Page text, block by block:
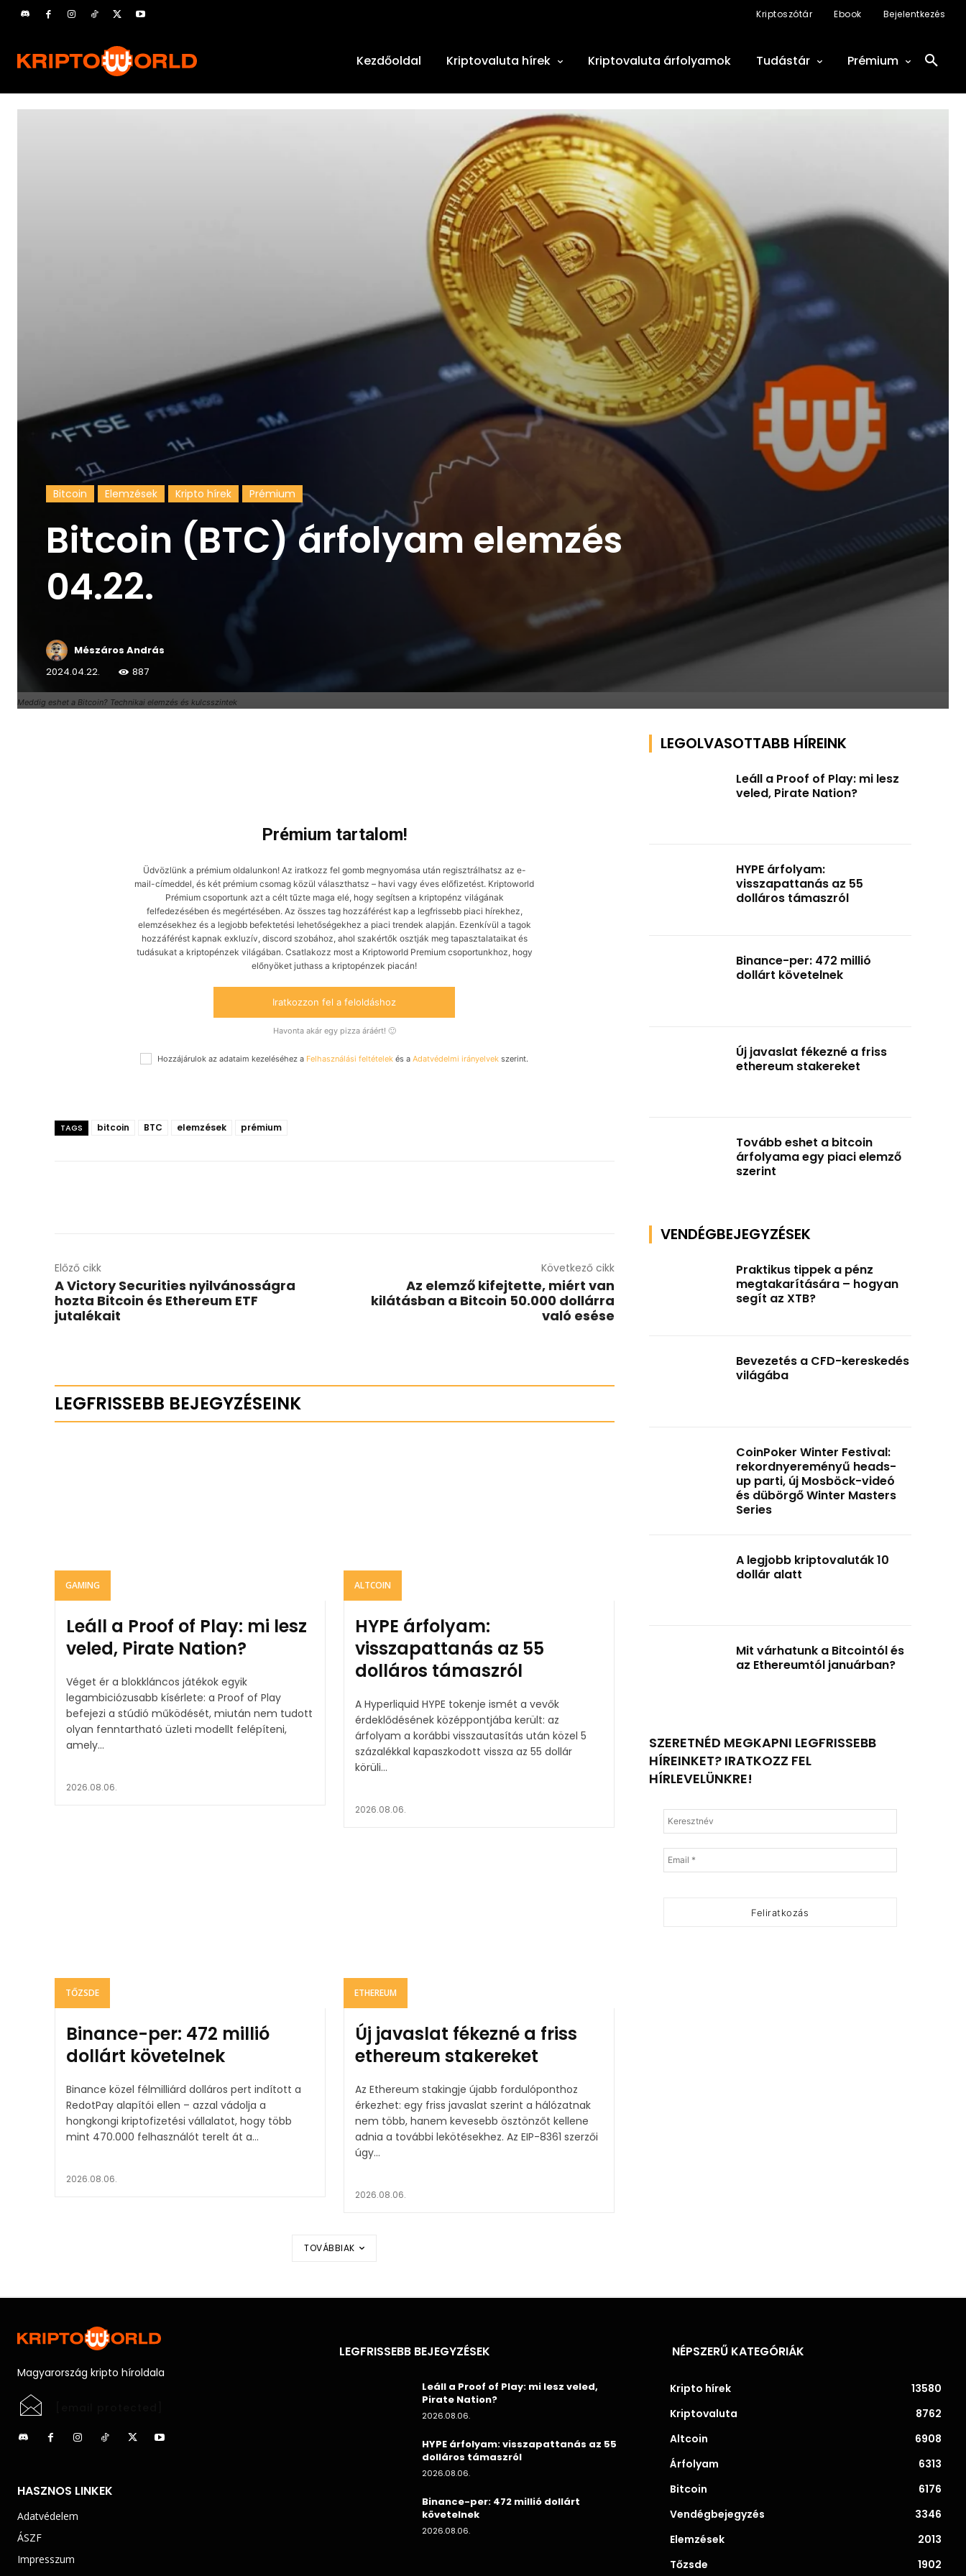
Kriptoszótár Ebook Bejelentkezés
Kezdőoldal Kriptovaluta hírek Kriptovaluta árfolyamok Tudástár Prémium
Meddig eshet a Bitcoin? Technikai elemzés és kulcsszintek
Bitcoin Elemzések Kripto hírek Prémium
Bitcoin (BTC) árfolyam elemzés
04.22.
Mészáros András
2024.04.22.
887
Prémium tartalom!
Üdvözlünk a prémium oldalunkon! Az iratkozz fel gomb megnyomása után regisztrálhatsz az e-
mail-címeddel, és két prémium csomag közül választhatsz – havi vagy éves előfizetést. Kriptoworld
Prémium csoportunk azt a célt tűzte maga elé, hogy segítsen a kriptopénz világának
felfedezésében és megértésében. Az összes tag hozzáférést kap a legfrissebb piaci hírekhez,
elemzésekhez és a legjobb befektetési lehetőségekhez a piaci trendek alapján. Ezenkívül a tagok
hozzáférést kapnak exkluzív, discord szobához, ahol szakértők osztják meg tapasztalataikat és
tudásukat a kriptopénzek világában. Csatlakozz most a Kriptoworld Premium csoportunkhoz, hogy
előnyöket juthass a kriptopénzek piacán!
Iratkozzon fel a feloldáshoz
Havonta akár egy pizza áráért! 🙂
Hozzájárulok az adataim kezeléséhez a Felhasználási feltételek és aAdatvédelmi irányelvek szerint.
TAGS bitcoin BTC elemzések prémium
Előző cikk
A Victory Securities nyilvánosságra
hozta Bitcoin és Ethereum ETF
jutalékait
Következő cikk
Az elemző kifejtette, miért van
kilátásban a Bitcoin 50.000 dollárra
való esése
LEGFRISSEBB BEJEGYZÉSEINK
GAMING
Leáll a Proof of Play: mi lesz
veled, Pirate Nation?
Véget ér a blokkláncos játékok egyik
legambiciózusabb kísérlete: a Proof of Play
befejezi a stúdió működését, miután nem tudott
olyan fenntartható üzleti modellt felépíteni,
amely...
2026.08.06.
ALTCOIN
HYPE árfolyam:
visszapattanás az 55
dolláros támaszról
A Hyperliquid HYPE tokenje ismét a vevők
érdeklődésének középpontjába került: az
árfolyam a korábbi visszautasítás után közel 5
százalékkal kapaszkodott vissza az 55 dollár
körüli...
2026.08.06.
TŐZSDE
Binance-per: 472 millió
dollárt követelnek
Binance közel félmilliárd dolláros pert indított a
RedotPay alapítói ellen – azzal vádolja a
hongkongi kriptofizetési vállalatot, hogy több
mint 470.000 felhasználót terelt át a...
2026.08.06.
ETHEREUM
Új javaslat fékezné a friss
ethereum stakereket
Az Ethereum stakingje újabb fordulóponthoz
érkezhet: egy friss javaslat szerint a hálózatnak
nem több, hanem kevesebb ösztönzőt kellene
adnia a további lekötésekhez. Az EIP-8361 szerzői
úgy...
2026.08.06.
TOVÁBBIAK
LEGOLVASOTTABB HÍREINK
Leáll a Proof of Play: mi lesz
veled, Pirate Nation?
HYPE árfolyam:
visszapattanás az 55
dolláros támaszról
Binance-per: 472 millió
dollárt követelnek
Új javaslat fékezné a friss
ethereum stakereket
Tovább eshet a bitcoin
árfolyama egy piaci elemző
szerint
VENDÉGBEJEGYZÉSEK
Praktikus tippek a pénz
megtakarítására – hogyan
segít az XTB?
Bevezetés a CFD-kereskedés
világába
CoinPoker Winter Festival:
rekordnyereményű heads-
up parti, új Mosböck-videó
és dübörgő Winter Masters
Series
A legjobb kriptovaluták 10
dollár alatt
Mit várhatunk a Bitcointól és
az Ethereumtól januárban?
SZERETNÉD MEGKAPNI LEGFRISSEBB
HÍREINKET? IRATKOZZ FEL
HÍRLEVELÜNKRE!
Magyarország kripto híroldala
HASZNOS LINKEK
Adatvédelem
ÁSZF
Impresszum
LEGFRISSEBB BEJEGYZÉSEK
Leáll a Proof of Play: mi lesz veled,
Pirate Nation?
2026.08.06.
HYPE árfolyam: visszapattanás az 55
dolláros támaszról
2026.08.06.
Binance-per: 472 millió dollárt
követelnek
2026.08.06.
NÉPSZERŰ KATEGÓRIÁK
Kripto hírek
13580
Kriptovaluta
8762
Altcoin
6908
Árfolyam
6313
Bitcoin
6176
Vendégbejegyzés
3346
Elemzések
2013
Tőzsde
1902